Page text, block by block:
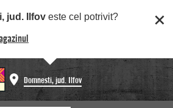
jud. Ilfov este cel potrivit?
Domnesti, jud. Ilfov